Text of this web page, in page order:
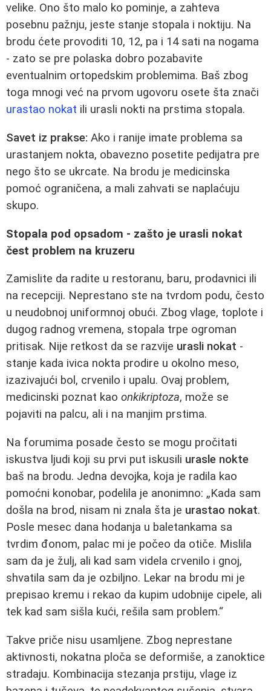
velike. Ono što malo ko pominje, a zahteva
posebnu pažnju, jeste stanje stopala i noktiju. Na
brodu ćete provoditi 10, 12, pa i 14 sati na nogama
- zato se pre polaska dobro pozabavite
eventualnim ortopedskim problemima. Baš zbog
toga mnogi već na prvom ugovoru osete šta znači
urastao nokat ili urasli nokti na prstima stopala.
Savet iz prakse: Ako i ranije imate problema sa
urastanjem nokta, obavezno posetite pedijatra pre
nego što se ukrcate. Na brodu je medicinska
pomoć ograničena, a mali zahvati se naplaćuju
skupo.
Stopala pod opsadom - zašto je urasli nokat
čest problem na kruzeru
Zamislite da radite u restoranu, baru, prodavnici ili
na recepciji. Neprestano ste na tvrdom podu, često
u neudobnoj uniformnoj obući. Zbog vlage, toplote i
dugog radnog vremena, stopala trpe ogroman
pritisak. Nije retkost da se razvije urasli nokat -
stanje kada ivica nokta prodire u okolno meso,
izazivajući bol, crvenilo i upalu. Ovaj problem,
medicinski poznat kao onkikriptoza, može se
pojaviti na palcu, ali i na manjim prstima.
Na forumima posade često se mogu pročitati
iskustva ljudi koji su prvi put iskusili urasle nokte
baš na brodu. Jedna devojka, koja je radila kao
pomoćni konobar, podelila je anonimno: „Kada sam
došla na brod, nisam ni znala šta je urastao nokat.
Posle mesec dana hodanja u baletankama sa
tvrdim đonom, palac mi je počeo da otiče. Mislila
sam da je žulj, ali kad sam videla crvenilo i gnoj,
shvatila sam da je ozbiljno. Lekar na brodu mi je
prepisao kremu i rekao da kupim udobnije cipele, ali
tek kad sam sišla kući, rešila sam problem.“
Takve priče nisu usamljene. Zbog neprestane
aktivnosti, nokatna ploča se deformiše, a zanoktice
stradaju. Kombinacija stezanja prstiju, vlage iz